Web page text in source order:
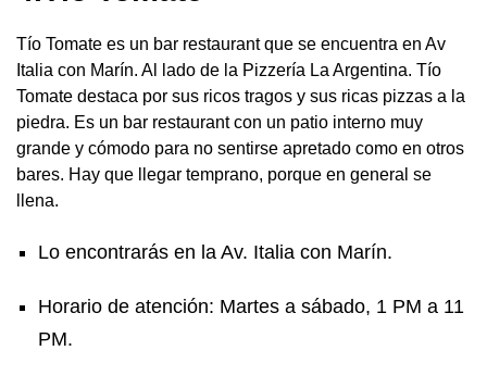
Tío Tomate es un bar restaurant que se encuentra en Av
Italia con Marín. Al lado de la Pizzería La Argentina. Tío
Tomate destaca por sus ricos tragos y sus ricas pizzas a la
piedra. Es un bar restaurant con un patio interno muy
grande y cómodo para no sentirse apretado como en otros
bares. Hay que llegar temprano, porque en general se
llena.
Lo encontrarás en la Av. Italia con Marín.
Horario de atención: Martes a sábado, 1 PM a 11
PM.